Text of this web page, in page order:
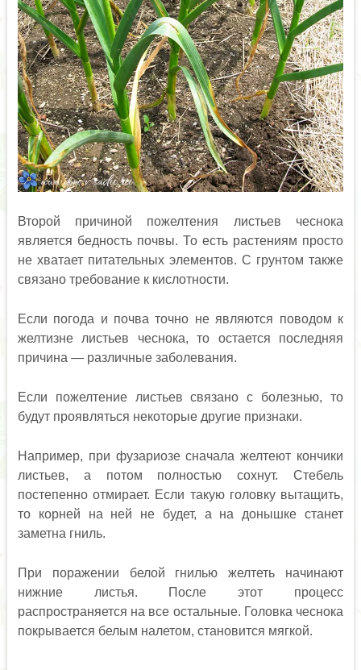
Второй причиной пожелтения листьев чеснока
является бедность почвы. То есть растениям просто
не хватает питательных элементов. С грунтом также
связано требование к кислотности.
Если погода и почва точно не являются поводом к
желтизне листьев чеснока, то остается последняя
причина — различные заболевания.
Если пожелтение листьев связано с болезнью, то
будут проявляться некоторые другие признаки.
Например, при фузариозе сначала желтеют кончики
листьев, а потом полностью сохнут. Стебель
постепенно отмирает. Если такую головку вытащить,
то корней на ней не будет, а на донышке станет
заметна гниль.
При поражении белой гнилью желтеть начинают
нижние листья. После этот процесс
распространяется на все остальные. Головка чеснока
покрывается белым налетом, становится мягкой.